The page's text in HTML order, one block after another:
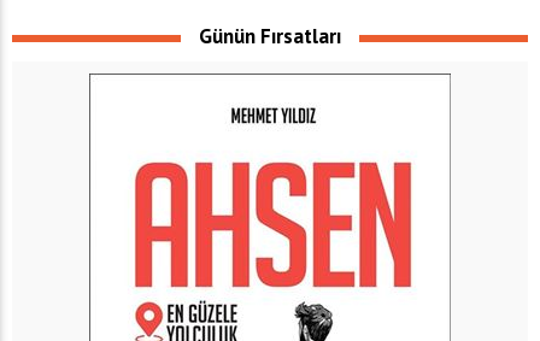
Günün Fırsatları